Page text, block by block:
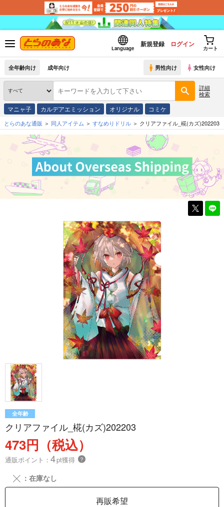
Language
新規登録 ログイン
カート
全年齢向け 成年向け 男性向け 女性向け
詳細
検索
マニャ子 カルデアエミッション オリジナル コミケ
とらのあな通販 同人アイテム すなめりドリル クリアファイル_椛(カズ)202203
全年齢
クリアファイル_椛(カズ)202203
473円（税込）
通販ポイント： 4pt獲得 ？
╳ ：在庫なし
再販希望